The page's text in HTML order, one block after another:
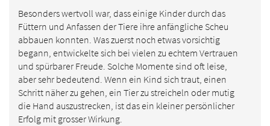
Besonders wertvoll war, dass einige Kinder durch das
Füttern und Anfassen der Tiere ihre anfängliche Scheu
abbauen konnten. Was zuerst noch etwas vorsichtig
begann, entwickelte sich bei vielen zu echtem Vertrauen
und spürbarer Freude. Solche Momente sind oft leise,
aber sehr bedeutend. Wenn ein Kind sich traut, einen
Schritt näher zu gehen, ein Tier zu streicheln oder mutig
die Hand auszustrecken, ist das ein kleiner persönlicher
Erfolg mit grosser Wirkung.